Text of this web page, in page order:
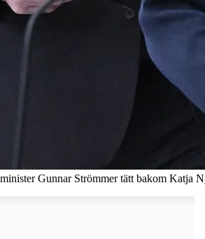
Gunnar Strömmer tätt bakom Katja